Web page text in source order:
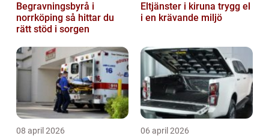
Begravningsbyrå i
norrköping så hittar du
rätt stöd i sorgen
Eltjänster i kiruna trygg el
i en krävande miljö
08 april 2026 06 april 2026